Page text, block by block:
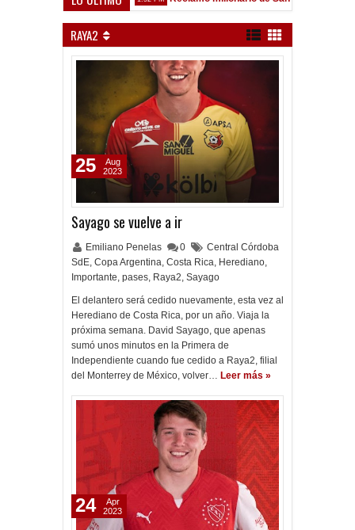
RAYA2
Sayago se vuelve a ir
Emiliano Penelas 0
Central Córdoba
SdE, Copa Argentina, Costa Rica, Herediano,
Importante, pases, Raya2, Sayago
El delantero será cedido nuevamente, esta vez al
Herediano de Costa Rica, por un año. Viaja la
próxima semana. David Sayago, que apenas
sumó unos minutos en la Primera de
Independiente cuando fue cedido a Raya2, filial
del Monterrey de México, volver… Leer más »
25
Aug
2023
24
Apr
2023